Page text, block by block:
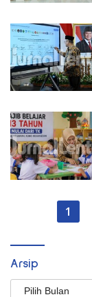
1
Arsip
Arsip